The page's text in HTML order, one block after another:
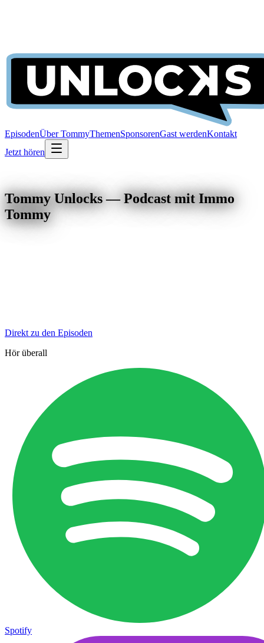
EpisodenÜber TommyThemenSponsorenGast werdenKontakt
Jetzt hören
Tommy Unlocks — Podcast mit Immo
Tommy
Direkt zu den Episoden
Hör überall
Spotify